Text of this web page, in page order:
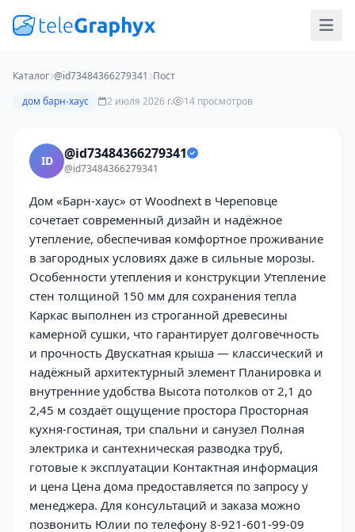
Каталог @id73484366279341 Пост
дом барн-хаус
2 июля 2026 г. 14 просмотров
ID @id73484366279341
@id73484366279341
Дом «Барн-хаус» от Woodnext в Череповце
сочетает современный дизайн и надёжное
утепление, обеспечивая комфортное проживание
в загородных условиях даже в сильные морозы.
Особенности утепления и конструкции Утепление
стен толщиной 150 мм для сохранения тепла
Каркас выполнен из строганной древесины
камерной сушки, что гарантирует долговечность
и прочность Двускатная крыша — классический и
надёжный архитектурный элемент Планировка и
внутренние удобства Высота потолков от 2,1 до
2,45 м создаёт ощущение простора Просторная
кухня-гостиная, три спальни и санузел Полная
электрика и сантехническая разводка труб,
готовые к эксплуатации Контактная информация
и цена Цена дома предоставляется по запросу у
менеджера. Для консультаций и заказа можно
позвонить Юлии по телефону 8-921-601-99-09